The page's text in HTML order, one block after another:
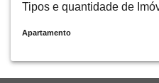
Tipos e quantidade de
Apartamento